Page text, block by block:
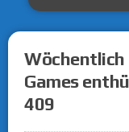
Wöchentlich
Games
409